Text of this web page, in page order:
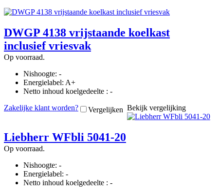
DWGP 4138 vrijstaande koelkast
inclusief vriesvak
Op voorraad.
Nishoogte: -
Energielabel: A+
Netto inhoud koelgedeelte : -
Zakelijke klant worden?
Vergelijken Bekijk vergelijking
Liebherr WFbli 5041-20
Op voorraad.
Nishoogte: -
Energielabel: -
Netto inhoud koelgedeelte : -